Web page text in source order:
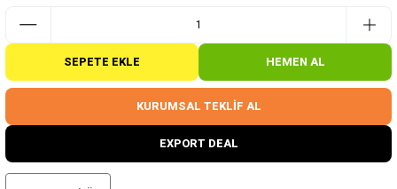
SEPETE EKLE HEMEN AL
KURUMSAL TEKLİF AL
EXPORT DEAL